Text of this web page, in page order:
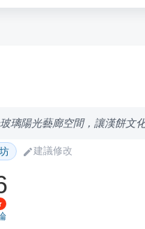
璃陽光藝廊空間，讓漢餅文化
建議修改